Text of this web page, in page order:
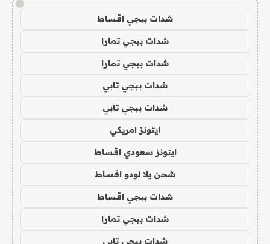
!
شدات ببجي اقساط
شدات ببجي تمارا
شدات ببجي تمارا
شدات ببجي تابي
شدات ببجي تابي
ايتونز امريكي
ايتونز سعودي اقساط
شحن يلا لودو اقساط
شدات ببجي اقساط
شدات ببجي تمارا
شدات ببجي تابي